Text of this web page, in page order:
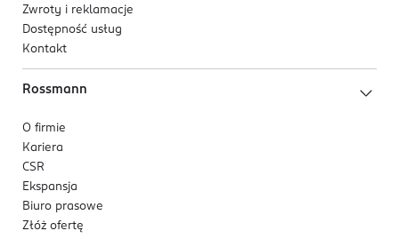
Zwroty i reklamacje
Dostępność usług
Kontakt
Rossmann
O firmie
Kariera
CSR
Ekspansja
Biuro prasowe
Złóż ofertę